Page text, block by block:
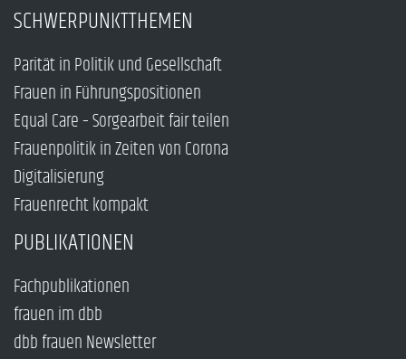
SCHWERPUNKTTHEMEN
Parität in Politik und Gesellschaft
Frauen in Führungspositionen
Equal Care – Sorgearbeit fair teilen
Frauenpolitik in Zeiten von Corona
Digitalisierung
Frauenrecht kompakt
PUBLIKATIONEN
Fachpublikationen
frauen im dbb
dbb frauen Newsletter